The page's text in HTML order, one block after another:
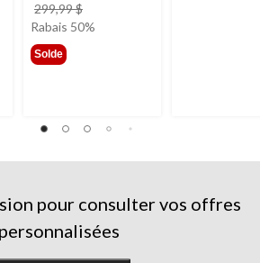
299,99 $
était
Rabais 50%
Solde
pour consulter vos offres
personnalisées